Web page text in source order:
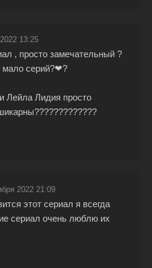
13:25
, просто замечательный ?
серий?❤?
Лейла Лидия просто
2022 21:09
этот сериал я всегда
сериал очень люблю их